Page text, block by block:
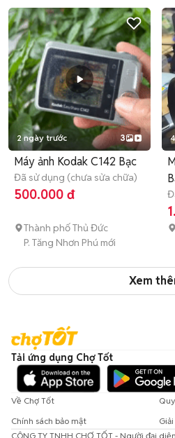
2 ngày trước 3
Máy ảnh Kodak C142 Bạc
Đã sử dụng (chưa sửa chữa)
500.000 đ
Thành phố Thủ Đức
P. Tăng Nhơn Phú mới
Xem
Tải ứng dụng Chợ Tốt
Về Chợ Tốt
Chính sách bảo mật
CÔNG TY TNHH CHỢ TỐT - Người đại